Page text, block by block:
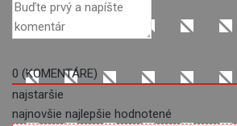
0 (KOMENTÁRE)
najstaršie
najnovšie najlepšie hodnotené